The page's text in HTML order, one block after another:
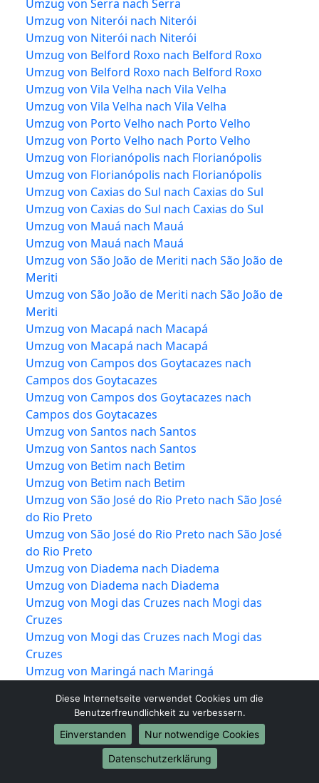
Umzug von Serra nach Serra
Umzug von Niterói nach Niterói
Umzug von Niterói nach Niterói
Umzug von Belford Roxo nach Belford Roxo
Umzug von Belford Roxo nach Belford Roxo
Umzug von Vila Velha nach Vila Velha
Umzug von Vila Velha nach Vila Velha
Umzug von Porto Velho nach Porto Velho
Umzug von Porto Velho nach Porto Velho
Umzug von Florianópolis nach Florianópolis
Umzug von Florianópolis nach Florianópolis
Umzug von Caxias do Sul nach Caxias do Sul
Umzug von Caxias do Sul nach Caxias do Sul
Umzug von Mauá nach Mauá
Umzug von Mauá nach Mauá
Umzug von São João de Meriti nach São João de
Meriti
Umzug von São João de Meriti nach São João de
Meriti
Umzug von Macapá nach Macapá
Umzug von Macapá nach Macapá
Umzug von Campos dos Goytacazes nach
Campos dos Goytacazes
Umzug von Campos dos Goytacazes nach
Campos dos Goytacazes
Umzug von Santos nach Santos
Umzug von Santos nach Santos
Umzug von Betim nach Betim
Umzug von Betim nach Betim
Umzug von São José do Rio Preto nach São José
do Rio Preto
Umzug von São José do Rio Preto nach São José
do Rio Preto
Umzug von Diadema nach Diadema
Umzug von Diadema nach Diadema
Umzug von Mogi das Cruzes nach Mogi das
Cruzes
Umzug von Mogi das Cruzes nach Mogi das
Cruzes
Umzug von Maringá nach Maringá
Umzug von Carapicuíba nach Carapicuíba
Umzug von Carapicuíba nach Carapicuíba
Umzug von Jundiaí nach Jundiaí
Umzug von Jundiaí nach Jundiaí
Umzug von Campina Grande nach Campina
Diese Internetseite verwendet Cookies um die
Benutzerfreundlichkeit zu verbessern.
Einverstanden
Nur notwendige Cookies
Datenschutzerklärung